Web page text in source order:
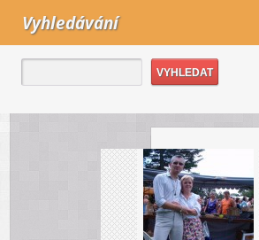
Vyhledávání